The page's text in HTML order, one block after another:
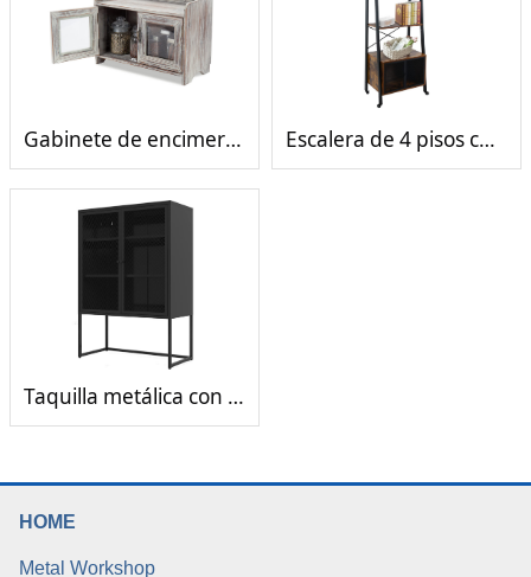
Gabinete de encimera de madera de cocina con 2 puertas de ventana de vidrio Escalera de 4 pisos con Gabinete de almacenamiento
Taquilla metálica con 2 puertas de red
HOME
Metal Workshop